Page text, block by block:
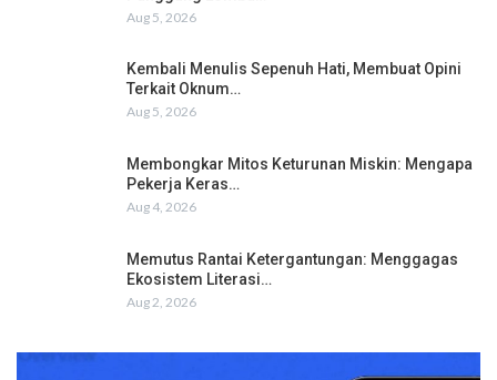
Aug 5, 2026
Kembali Menulis Sepenuh Hati, Membuat Opini
Terkait Oknum…
Aug 5, 2026
Membongkar Mitos Keturunan Miskin: Mengapa
Pekerja Keras…
Aug 4, 2026
Memutus Rantai Ketergantungan: Menggagas
Ekosistem Literasi…
Aug 2, 2026